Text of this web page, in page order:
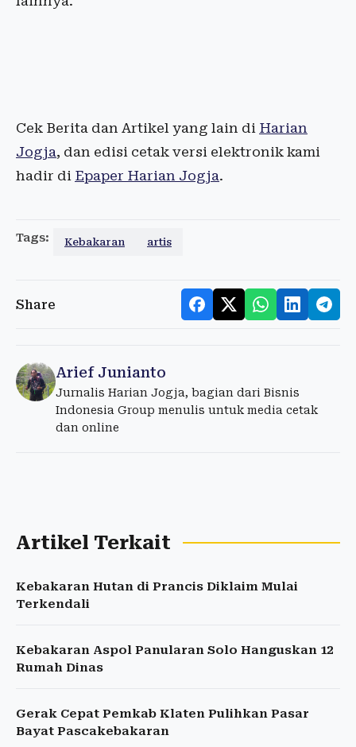
Cek Berita dan Artikel yang lain di Harian
Jogja, dan edisi cetak versi elektronik kami
hadir di Epaper Harian Jogja.
Tags: Kebakaran artis
Share
Arief Junianto
Jurnalis Harian Jogja, bagian dari Bisnis
Indonesia Group menulis untuk media cetak
dan online
Artikel Terkait
Kebakaran Hutan di Prancis Diklaim Mulai
Terkendali
Kebakaran Aspol Panularan Solo Hanguskan 12
Rumah Dinas
Gerak Cepat Pemkab Klaten Pulihkan Pasar
Bayat Pascakebakaran